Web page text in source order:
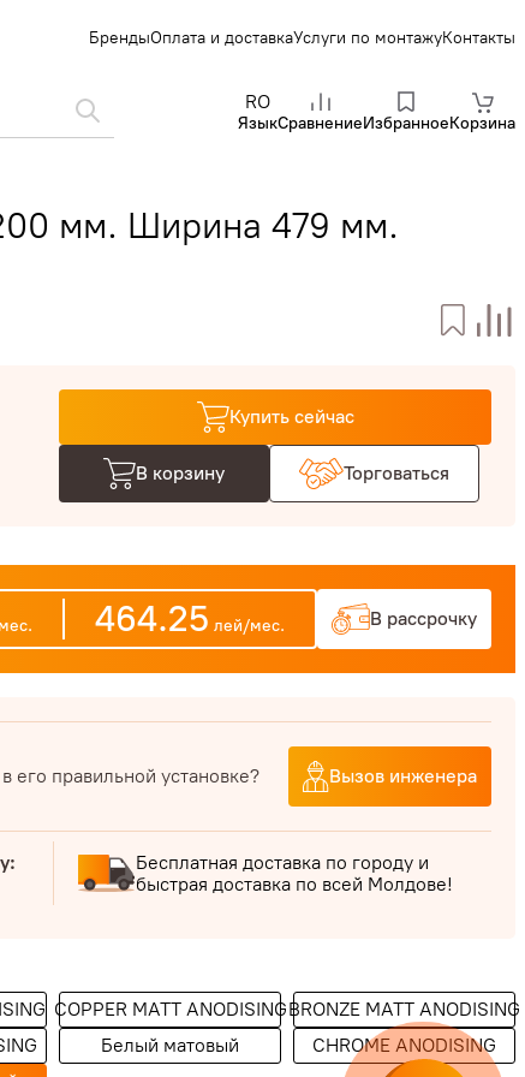
БрендыОплата и доставкаУслуги по монтажуКонтакты
RO
ЯзыкСравнениеИзбранноеКорзина
мм. Ширина 479 мм.
Купить сейчас
В корзину Торговаться
мес. 464.25 лей/мес. В рассрочку
его правильной установке? Вызов инженера
Бесплатная доставка по городу и
быстрая доставка по всей Молдове!
COPPER MATT ANODISINGBRONZE MATT ANODISING
Белый матовый
CHROME ANODISING